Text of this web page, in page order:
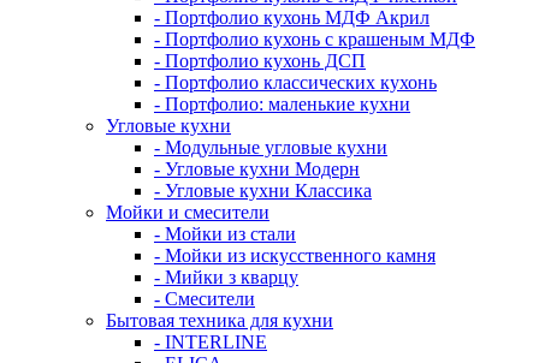
- Портфолио кухонь МДФ Акрил
- Портфолио кухонь с крашеным МДФ
- Портфолио кухонь ДСП
- Портфолио классических кухонь
- Портфолио: маленькие кухни
Угловые кухни
- Модульные угловые кухни
- Угловые кухни Модерн
- Угловые кухни Классика
Мойки и смесители
- Мойки из стали
- Мойки из искусственного камня
- Мийки з кварцу
- Смесители
Бытовая техника для кухни
- INTERLINE